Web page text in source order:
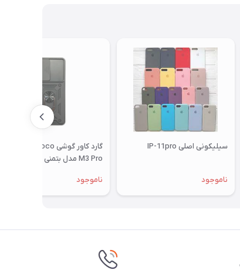
سیلیکونی اصلی IP-11pro
ناموجود
گارد کاور گوشی Xiaomi Poco
ناموجود